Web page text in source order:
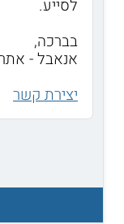
לסייע.
בברכה,
אנאבל -
יצירת קשר